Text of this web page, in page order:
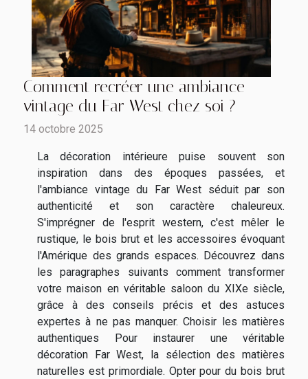
Comment recréer une ambiance
vintage du Far West chez soi ?
14 octobre 2025
La décoration intérieure puise souvent son
inspiration dans des époques passées, et
l'ambiance vintage du Far West séduit par son
authenticité et son caractère chaleureux.
S'imprégner de l'esprit western, c'est mêler le
rustique, le bois brut et les accessoires évoquant
l'Amérique des grands espaces. Découvrez dans
les paragraphes suivants comment transformer
votre maison en véritable saloon du XIXe siècle,
grâce à des conseils précis et des astuces
expertes à ne pas manquer. Choisir les matières
authentiques Pour instaurer une véritable
décoration Far West, la sélection des matières
naturelles est primordiale. Opter pour du bois brut